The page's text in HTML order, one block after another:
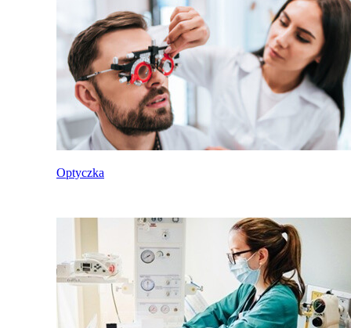
Optyczka